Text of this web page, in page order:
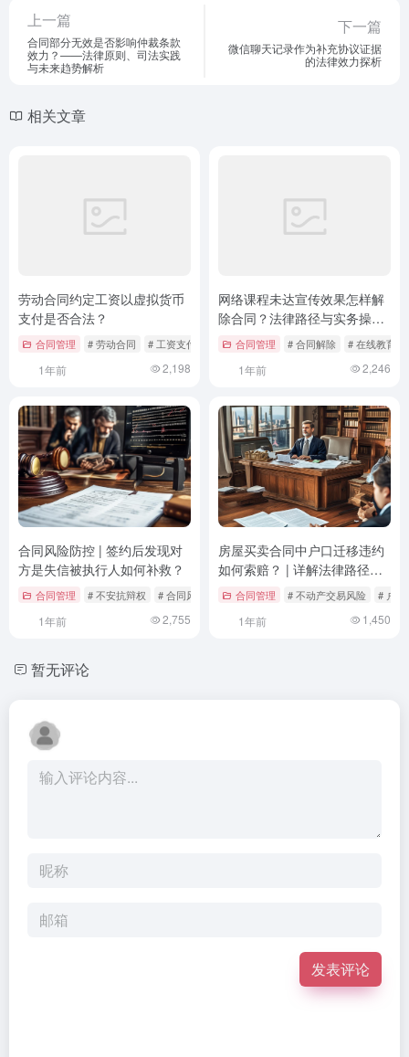
上一篇
合同部分无效是否影响仲裁条款
效力？——法律原则、司法实践
与未来趋势解析
下一篇
微信聊天记录作为补充协议证据
的法律效力探析
相关文章
劳动合同约定工资以虚拟货币
支付是否合法？
合同管理 # 劳动合同 # 工资支付 # 法律风险
1年前 2,198
网络课程未达宣传效果怎样解
除合同？法律路径与实务操作
全解析
合同管理 # 合同解除 # 在线教育监
1年前 2,246
合同风险防控 | 签约后发现对
方是失信被执行人如何补救？
合同管理 # 不安抗辩权 # 合同风险 # 失信被执行人
1年前 2,755
房屋买卖合同中户口迁移违约
如何索赔？ | 详解法律路径与
实操要点
合同管理 # 不动产交易风险 # 户
1年前 1,450
暂无评论
发表评论